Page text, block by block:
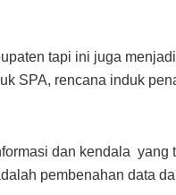
tapi ini juga
SPA, rencana induk
dan kendala
pembenahan data